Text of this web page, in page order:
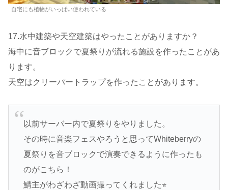
自宅にも植物がいっぱい使われている
17.水中建築や天空建築はやったことがありますか？
海中に音ブロックで夏祭りが流れる施設を作ったことがあ
ります。
天空はクリーパートラップを作ったことがあります。
以前サーバー内で夏祭りをやりました。
その時に音楽フェスやろうと思ってWhiteberryの
夏祭りを音ブロックで演奏できるように作ったも
のがこちら！
鯖主がわざわざ動画撮ってくれました⭐︎